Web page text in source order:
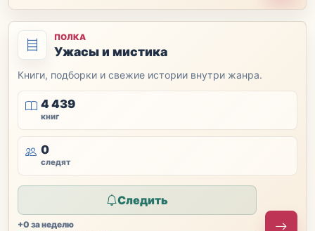
ПОЛКА
Ужасы и мистика
Книги, подборки и свежие истории внутри жанра.
4 439
книг
0
следят
Следить
+0 за неделю